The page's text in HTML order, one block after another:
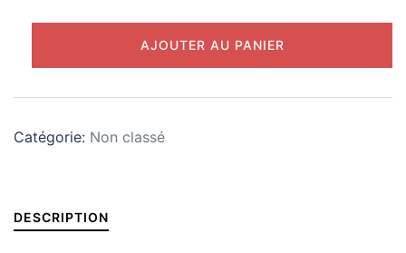
service
(ve)
AJOUTER AU PANIER
Catégorie: Non classé
DESCRIPTION